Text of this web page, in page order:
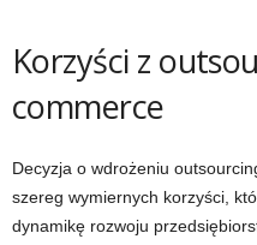
Korzyści z
commerce
Decyzja o wdrożeniu
szereg wymiernych korzyści,
dynamikę rozwoju